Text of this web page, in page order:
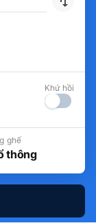
Khứ hồi
ghế
thông